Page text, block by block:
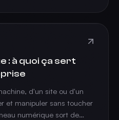
: à quoi ça sert
d'un site ou d'un
et manipuler sans toucher
numérique sort de